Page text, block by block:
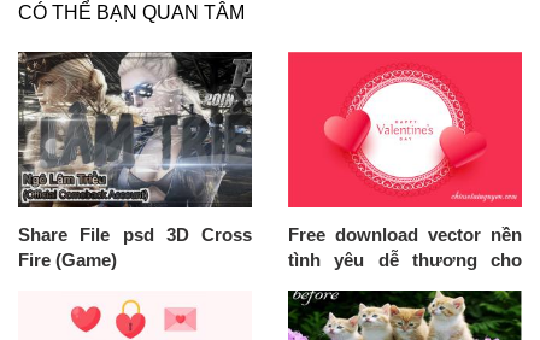
CÓ THỂ BẠN QUAN TÂM
Share File psd 3D Cross
Fire (Game)
Free download vector nền
tình yêu dễ thương cho